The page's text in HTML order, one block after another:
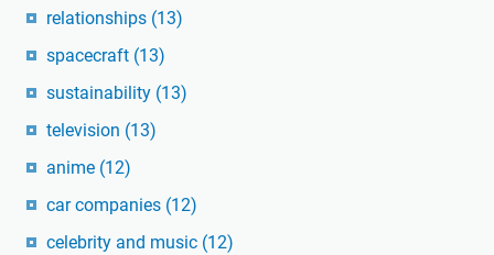
relationships (13)
spacecraft (13)
sustainability (13)
television (13)
anime (12)
car companies (12)
celebrity and music (12)